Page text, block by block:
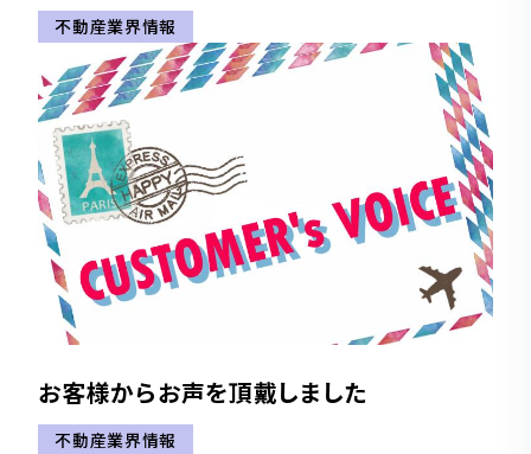
不動産業界情報
お客様からお声を頂戴しました
不動産業界情報